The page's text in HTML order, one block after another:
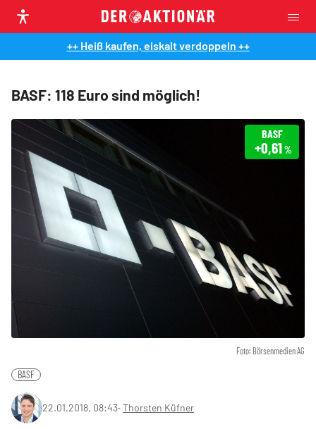
++ Heiß kaufen, eiskalt verdoppeln ++
BASF: 118 Euro sind möglich!
Foto: Börsenmedien AG
BASF
+0,61%
BASF
22.01.2018, 08:43‧ Thorsten Küfner